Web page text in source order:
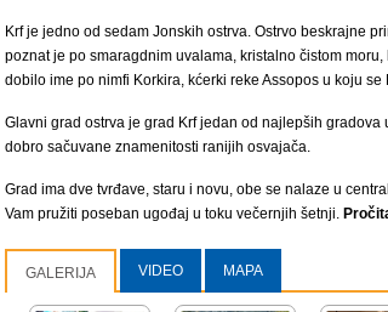
Krf je jedno od sedam Jonskih ostrva. Ostrvo beskrajne
poznat je po smaragdnim uvalama, kristalno čistom
dobilo ime po nimfi Korkira, kćerki reke Assopos u koju
Glavni grad ostrva je grad Krf jedan od najlepših
dobro sačuvane znamenitosti ranijih osvajača.
Grad ima dve tvrđave, staru i novu, obe se nalaze u
Vam pružiti poseban ugođaj u toku večernjih šetnji.
GALERIJA VIDEO MAPA